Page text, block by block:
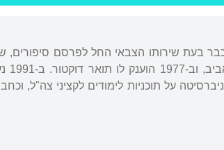
כבר בעת שירותו הצבאי החל לפרסם סיפורים,
על תוכניות לימודים לקציני צה"ל,